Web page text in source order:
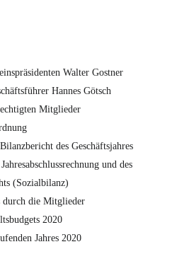
Walter Gostner
Hannes Götsch
Mitglieder
des Geschäftsjahres
und des
(Sozialbilanz)
durch die Mitglieder
2020
Jahres 2020